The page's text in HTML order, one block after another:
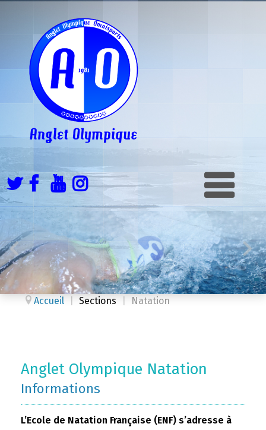
Accueil Sections Natation
Anglet Olympique Natation
Informations
L’Ecole de Natation Française (ENF) s’adresse à